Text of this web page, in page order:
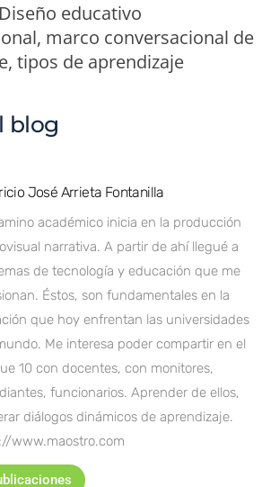
Diseño educativo
, marco conversacional de
, tipos de aprendizaje
blog
José Arrieta Fontanilla
académico inicia en la producción
narrativa. A partir de ahí llegué a
de tecnología y educación que me
Éstos, son fundamentales en la
que hoy enfrentan las universidades
Me interesa poder compartir en el
10 con docentes, con monitores,
funcionarios. Aprender de ellos,
diálogos dinámicos de aprendizaje.
www.maostro.com